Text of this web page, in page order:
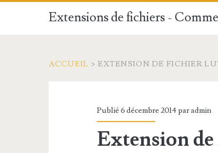
Extensions de fichiers -
ACCUEIL > EXTENSION DE FICHIER
Publié 6 décembre 2014 paradmin
Extension